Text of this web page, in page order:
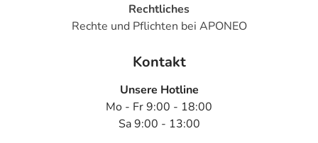
Rechtliches
Rechte und Pflichten bei APONEO
Kontakt
Unsere Hotline
Mo - Fr 9:00 - 18:00
Sa 9:00 - 13:00